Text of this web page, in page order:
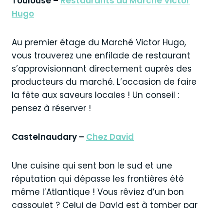
Hugo
Au premier étage du Marché Victor Hugo,
vous trouverez une enfilade de restaurant
s’approvisionnant directement auprès des
producteurs du marché. L’occasion de faire
la fête aux saveurs locales ! Un conseil :
pensez à réserver !
Castelnaudary – Chez David
Une cuisine qui sent bon le sud et une
réputation qui dépasse les frontières été
même l’Atlantique ! Vous rêviez d’un bon
cassoulet ? Celui de David est à tomber par